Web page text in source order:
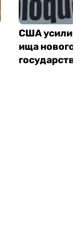
США
ища нового